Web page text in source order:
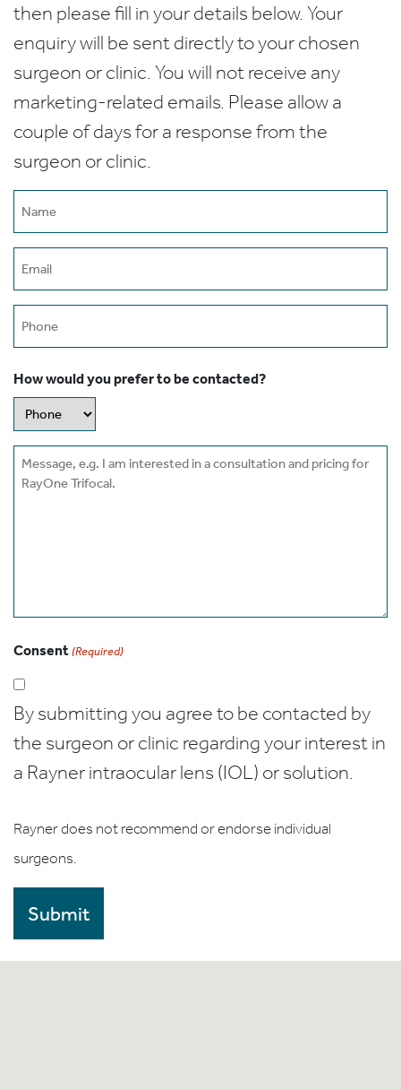
then please fill in your details below. Your
enquiry will be sent directly to your chosen
surgeon or clinic. You will not receive any
marketing-related emails. Please allow a
couple of days for a response from the
surgeon or clinic.
How would you prefer to be contacted?
Message
Consent (Required)
By submitting you agree to be contacted by
the surgeon or clinic regarding your interest in
a Rayner intraocular lens (IOL) or solution.
Rayner does not recommend or endorse individual
surgeons.